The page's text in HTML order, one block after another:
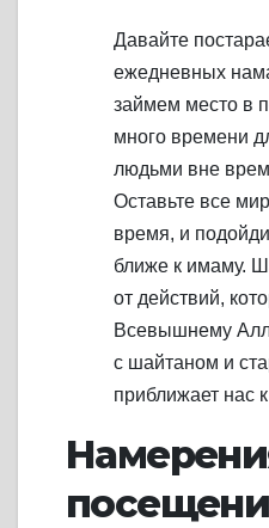
Давайте
ежедневных
займем место в
много времени
людьми вне
Оставьте все
время, и
ближе к имаму.
от действий,
Всевышнему
с шайтаном и
приближает нас